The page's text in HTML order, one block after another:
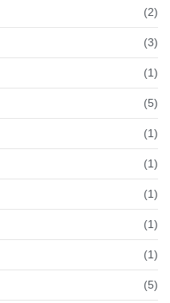
(2)
(3)
(1)
(5)
(1)
(1)
(1)
(1)
(1)
(5)